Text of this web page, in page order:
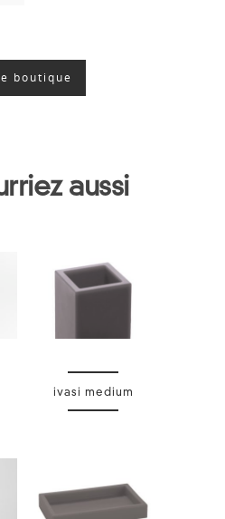
boutique
aussi
ivasi medium